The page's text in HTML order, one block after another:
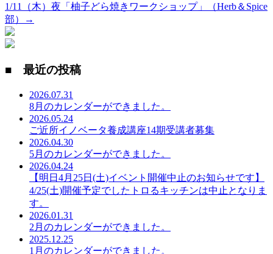
1/11（木）夜「柚子どら焼きワークショップ」（Herb＆Spice
部）→
■ 最近の投稿
2026.07.31
8月のカレンダーができました。
2026.05.24
ご近所イノベータ養成講座14期受講者募集
2026.04.30
5月のカレンダーができました。
2026.04.24
【明日4月25日(土)イベント開催中止のお知らせです】
4/25(土)開催予定でしたトロるキッチンは中止となりま
す。
2026.01.31
2月のカレンダーができました。
2025.12.25
1月のカレンダーができました。